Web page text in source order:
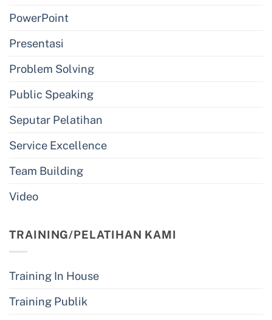
PowerPoint
Presentasi
Problem Solving
Public Speaking
Seputar Pelatihan
Service Excellence
Team Building
Video
TRAINING/PELATIHAN KAMI
Training In House
Training Publik